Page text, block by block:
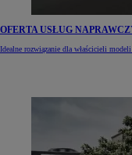
OFERTA USŁUG
Idealne rozwiązanie dla właścicieli